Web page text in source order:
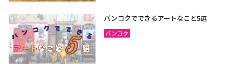
バンコクでできるアートなこと5選
バンコク